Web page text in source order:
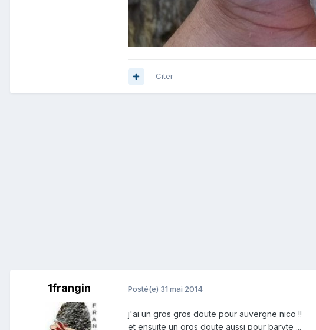
Citer
1frangin Posté(e) 31 mai 2014
j'ai un gros gros doute pour auvergne nico !!
et ensuite un gros doute aussi pour baryte ...